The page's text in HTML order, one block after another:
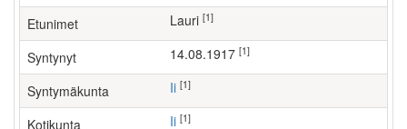
Etunimet Lauri [1]
Syntynyt 14.08.1917 [1]
Syntymäkunta Ii [1]
Kotikunta Ii [1]